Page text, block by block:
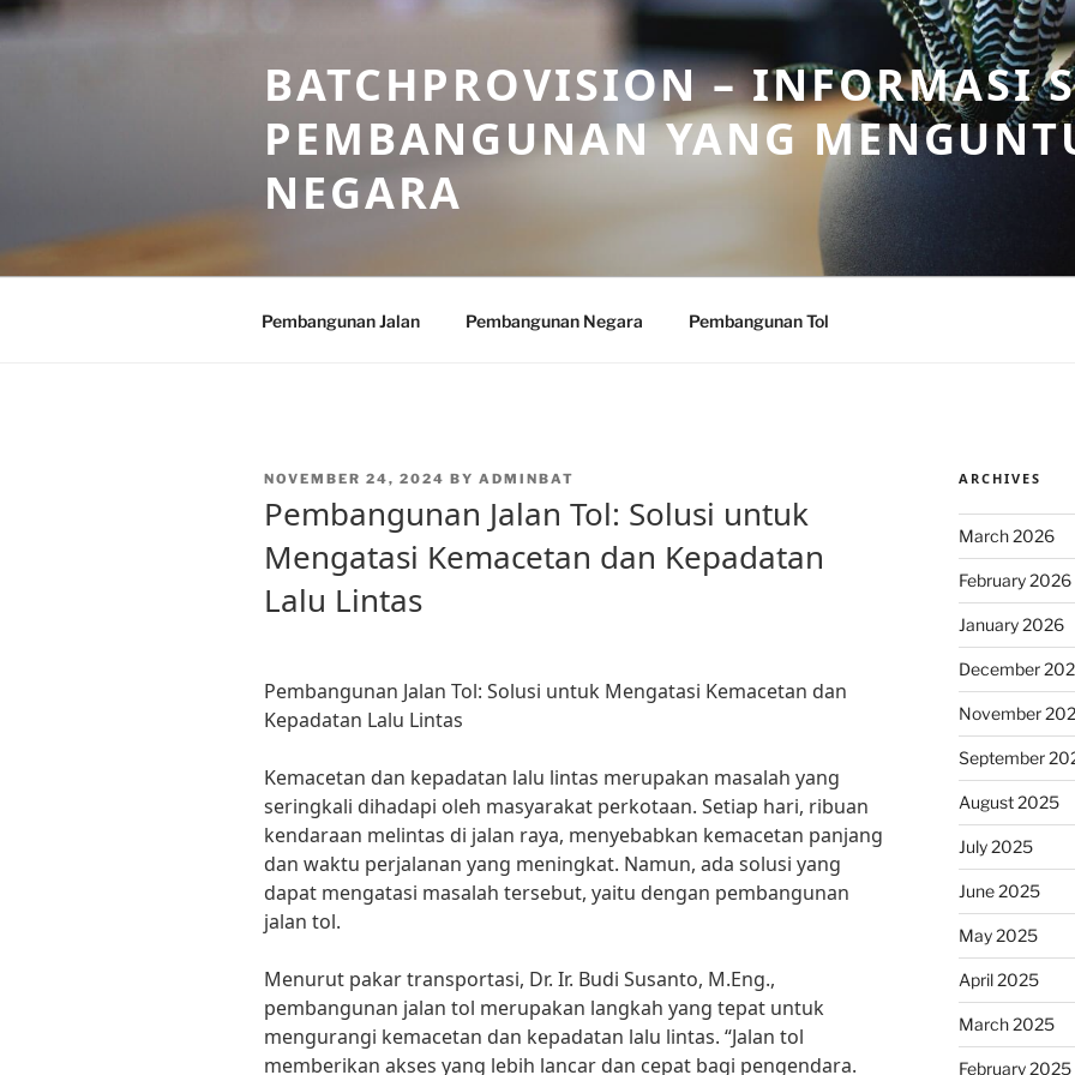
Skip
to
BATCHPROVISION – INFORMASI
PEMBANGUNAN YANG
NEGARA
Pembangunan Jalan Pembangunan Negara Pembangunan Tol
POSTED
NOVEMBER 24, 2024 BY ADMINBAT
Pembangunan Jalan Tol: Solusi untuk
Mengatasi Kemacetan dan Kepadatan
Lalu Lintas
Pembangunan Jalan Tol: Solusi untuk Mengatasi Kemacetan dan
Kepadatan Lalu Lintas
Kemacetan dan kepadatan lalu lintas merupakan masalah yang
seringkali dihadapi oleh masyarakat perkotaan. Setiap hari, ribuan
kendaraan melintas di jalan raya, menyebabkan kemacetan panjang
dan waktu perjalanan yang meningkat. Namun, ada solusi yang
dapat mengatasi masalah tersebut, yaitu dengan pembangunan
jalan tol.
Menurut pakar transportasi, Dr. Ir. Budi Susanto, M.Eng.,
pembangunan jalan tol merupakan langkah yang tepat untuk
mengurangi kemacetan dan kepadatan lalu lintas. “Jalan tol
memberikan akses yang lebih lancar dan cepat bagi pengendara.
ARCHIVES
March 2026
February 2026
January 2026
December
November
September
August 2025
July 2025
June 2025
May 2025
April 2025
March 2025
February 2025